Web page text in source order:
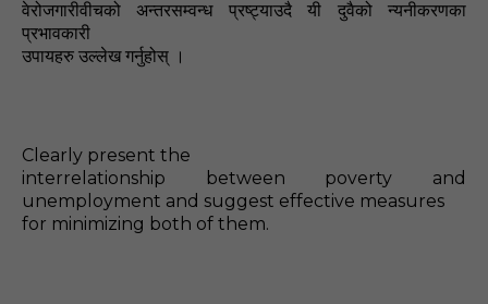
वेरोजगारीवीचको अन्तरसम्वन्ध प्रष्ट्याउदै यी दुवैको न्यनीकरणका
प्रभावकारी
उपायहरु उल्लेख गर्नुहोस्‌ ।
Clearly present the
interrelationship between poverty and
unemployment and suggest effective measures
for minimizing both of them.